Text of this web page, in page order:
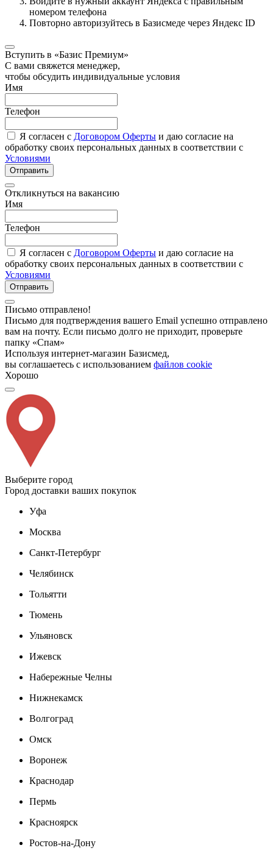
номером телефона
Повторно авторизуйтесь в Базисмеде через Яндекс ID
Вступить в «Базис Премиум»
С вами свяжется менеджер,
чтобы обсудить индивидуальные условия
Имя
Телефон
Я согласен с Договором Оферты и даю согласие на
обработку своих персональных данных в соответствии с
Условиями
Отправить
Откликнуться на вакансию
Имя
Телефон
Я согласен с Договором Оферты и даю согласие на
обработку своих персональных данных в соответствии с
Условиями
Отправить
Письмо отправлено!
Письмо для подтверждения вашего Email успешно отправлено
вам на почту. Если письмо долго не приходит, проверьте
папку «Спам»
Используя интернет-магазин Базисмед,
вы соглашаетесь с использованием файлов cookie
Хорошо
Выберите город
Город доставки ваших покупок
Уфа
Москва
Санкт-Петербург
Челябинск
Тольятти
Тюмень
Ульяновск
Ижевск
Набережные Челны
Нижнекамск
Волгоград
Омск
Воронеж
Краснодар
Пермь
Красноярск
Ростов-на-Дону